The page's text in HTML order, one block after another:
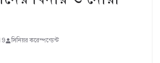
সিনিয়র করেস্পন্ডেন্ট